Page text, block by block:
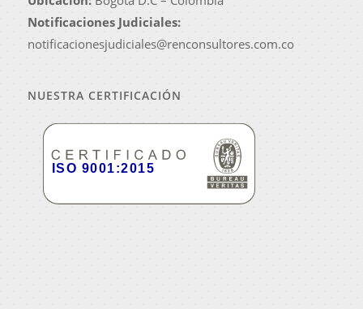
Notificaciones Judiciales:
notificacionesjudiciales@renconsultores.com.co
NUESTRA CERTIFICACIÓN